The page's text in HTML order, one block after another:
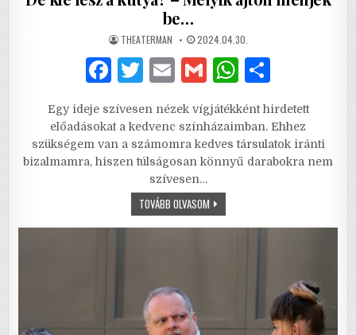
be…
AUTHOR:
THEATERMAN PUBLISHED
DATE:
2024.04.30.
F
c
e
b
o
T
it
te
r
E
ai
l
G
ai
l
W
at
s
A
p
ar
e
Egy ideje szívesen nézek vígjátékként hirdetett
előadásokat a kedvenc színházaimban. Ehhez
szükségem van a számomra kedves társulatok iránti
bizalmamra, hiszen túlságosan könnyű darabokra nem
szívesen…
TOVÁBB OLVASOMDE
KIÉ
LESZ